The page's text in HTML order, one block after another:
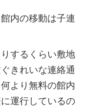
内の移動は子連
するくらい敷地
きれいな連絡通
より無料の館内
運行しているの